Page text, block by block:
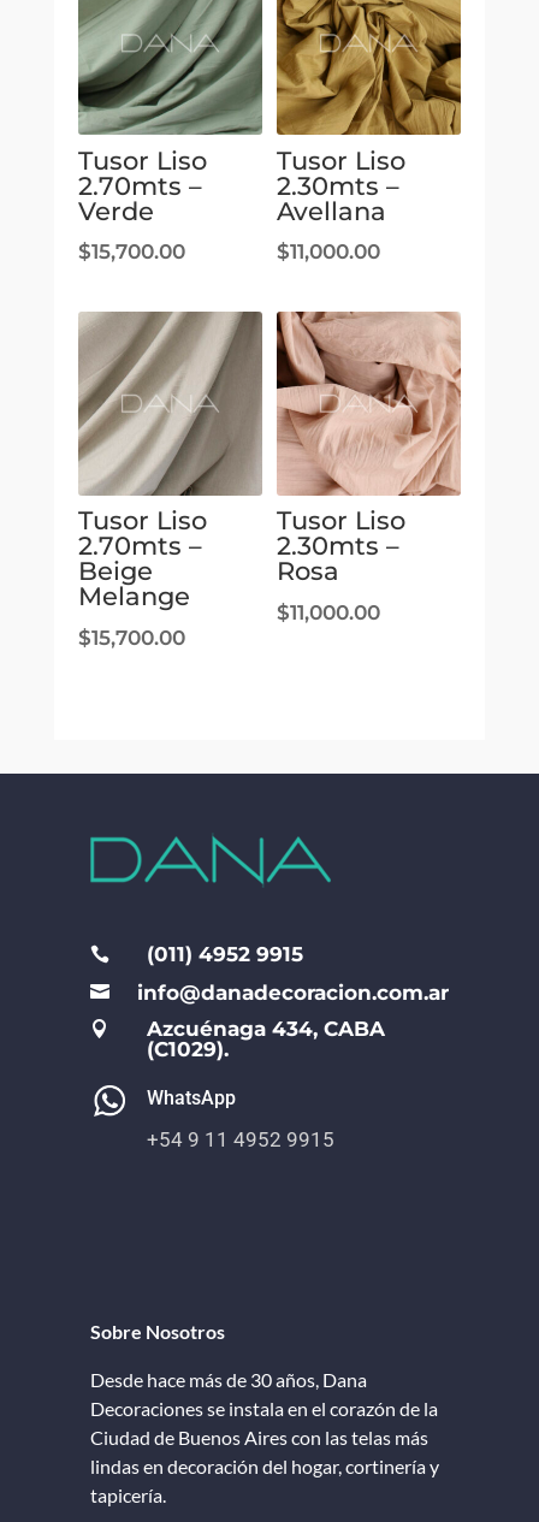
Tusor Liso
2.70mts –
Verde
$15,700.00
Tusor Liso
2.30mts –
Avellana
$11,000.00
Tusor Liso
2.70mts –
Beige
Melange
$15,700.00
Tusor Liso
2.30mts –
Rosa
$11,000.00
 (011) 4952 9915
 info@danadecoracion.com.ar

Azcuénaga 434, CABA
(C1029).
WhatsApp
+54 9 11 4952 9915
Sobre Nosotros
Desde hace más de 30 años, Dana
Decoraciones se instala en el corazón de la
Ciudad de Buenos Aires con las telas más
lindas en decoración del hogar, cortinería y
tapicería.